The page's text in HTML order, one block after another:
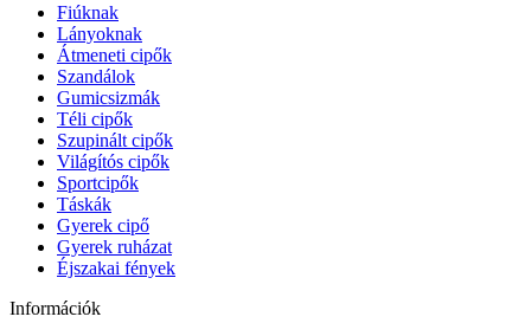
Fiúknak
Lányoknak
Átmeneti cipők
Szandálok
Gumicsizmák
Téli cipők
Szupinált cipők
Világítós cipők
Sportcipők
Táskák
Gyerek cipő
Gyerek ruházat
Éjszakai fények
Információk